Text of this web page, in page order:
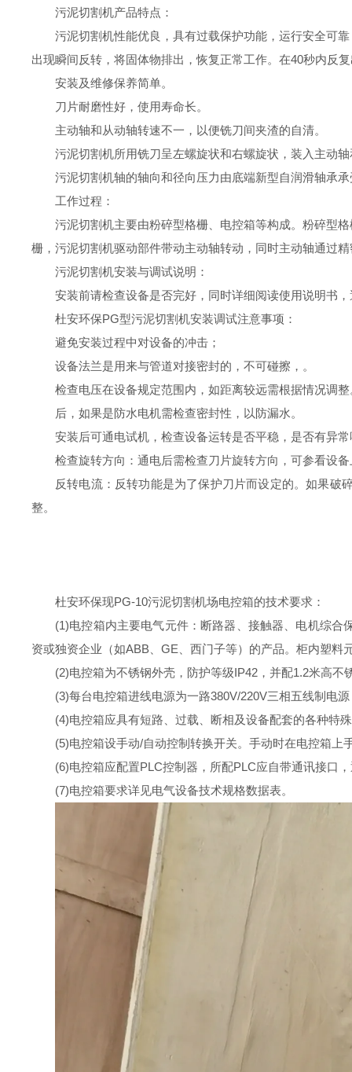
污泥切割机产品特点 ：
污泥切割机性能优良，具有过载保护功能，运行安全可靠
出现瞬间反转，将固体物排出，恢复正常工作。在40秒内反
安装及维修保养简单。
刀片耐磨性好，使用寿命长。
主动轴和从动轴转速不一，以便铣刀间夹渣的自清。
污泥切割机所用铣刀呈左螺旋状和右螺旋状，装入主动
污泥切割机轴的轴向和径向压力由底端新型自润滑轴承
工作过程 ：
污泥切割机主要由粉碎型格栅、电控箱等构成。 粉碎型
栅， 污泥切割机驱动部件带动主动轴转动，同时主动轴通过
污泥切割机安装与调试说明：
安装前请检查设备是否完好，同时详细阅读使用说明书
杜安环保PG型污泥切割机安装调试注意事项：
避免安装过程中对设备的冲击；
设备法兰是用来与管道对接密封的，不可碰擦，。
检查电压在设备规定范围内，如距离较远需根据情况调
后，如果是防水电机需检查密封性，以防漏水。
安装后可通电试机，检查设备运转是否平稳，是否有异
检查旋转方向：通电后需检查刀片旋转方向，可参看设
反转电流：反转功能是为了保护刀片而设定的。如果破
整。
杜安环保现PG-10污泥切割机场电控箱的技术要求：
(1)电控箱内主要电气元件：断路器、接触器、电机综合
资或独资企业（如ABB GE 、西门子等）的产品。柜内塑料
(2)电控箱为不锈钢外壳，防护等级IP42 ，并配1.2米高不
(3)每台电控箱进线电源为一路380V/220V三相五线制电
(4)电控箱应具有短路、过载、断相及设备配套的各种特
(5)电控箱设手动/自动控制转换开关。手动时在电控箱上
(6)电控箱应配置PLC控制器，所配PLC应自带通讯接口
(7)电控箱要求详见电气设备技术规格数据表。